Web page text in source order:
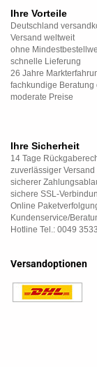
Ihre Vorteile
Deutschland
Versand weltweit
ohne
schnelle Lieferung
26 Jahre
fachkundige
moderate Preise
Ihre Sicherheit
14 Tage
zuverlässiger Versand
sicherer
sichere SSL-
Online
Kundenservice/
Hotline Tel.: 0049
Versandoptionen